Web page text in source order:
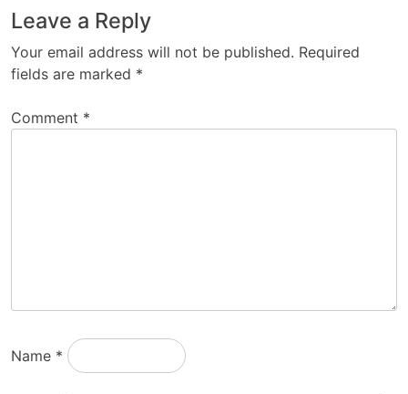
Leave a Reply
Your email address will not be published. Required
fields are marked *
Comment *
Name *